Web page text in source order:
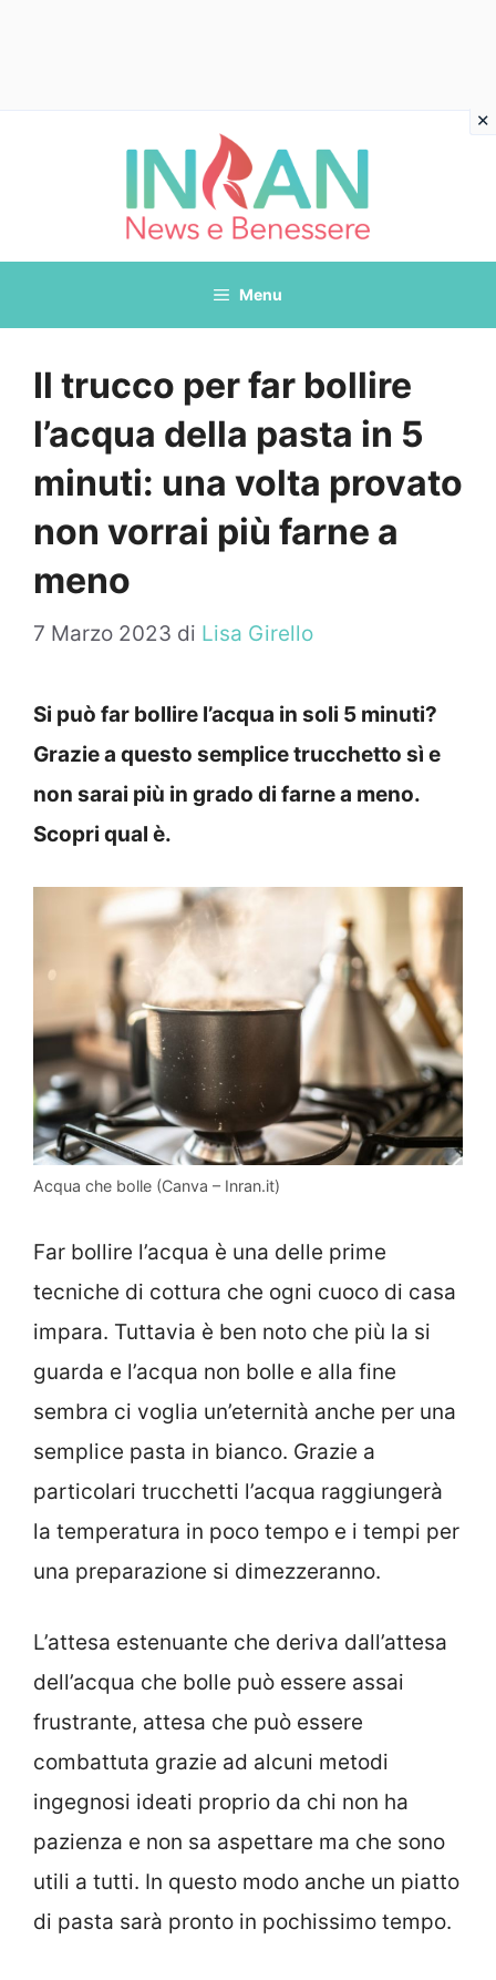
Menu
Il trucco per far bollire
l’acqua della pasta in 5
minuti: una volta provato
non vorrai più farne a
meno
7 Marzo 2023 di Lisa Girello
Si può far bollire l’acqua in soli 5 minuti?
Grazie a questo semplice trucchetto sì e
non sarai più in grado di farne a meno.
Scopri qual è.
Acqua che bolle (Canva – Inran.it)
Far bollire l’acqua è una delle prime
tecniche di cottura che ogni cuoco di casa
impara. Tuttavia è ben noto che più la si
guarda e l’acqua non bolle e alla fine
sembra ci voglia un’eternità anche per una
semplice pasta in bianco. Grazie a
particolari trucchetti l’acqua raggiungerà
la temperatura in poco tempo e i tempi per
una preparazione si dimezzeranno.
L’attesa estenuante che deriva dall’attesa
dell’acqua che bolle può essere assai
frustrante, attesa che può essere
combattuta grazie ad alcuni metodi
ingegnosi ideati proprio da chi non ha
pazienza e non sa aspettare ma che sono
utili a tutti. In questo modo anche un piatto
di pasta sarà pronto in pochissimo tempo.